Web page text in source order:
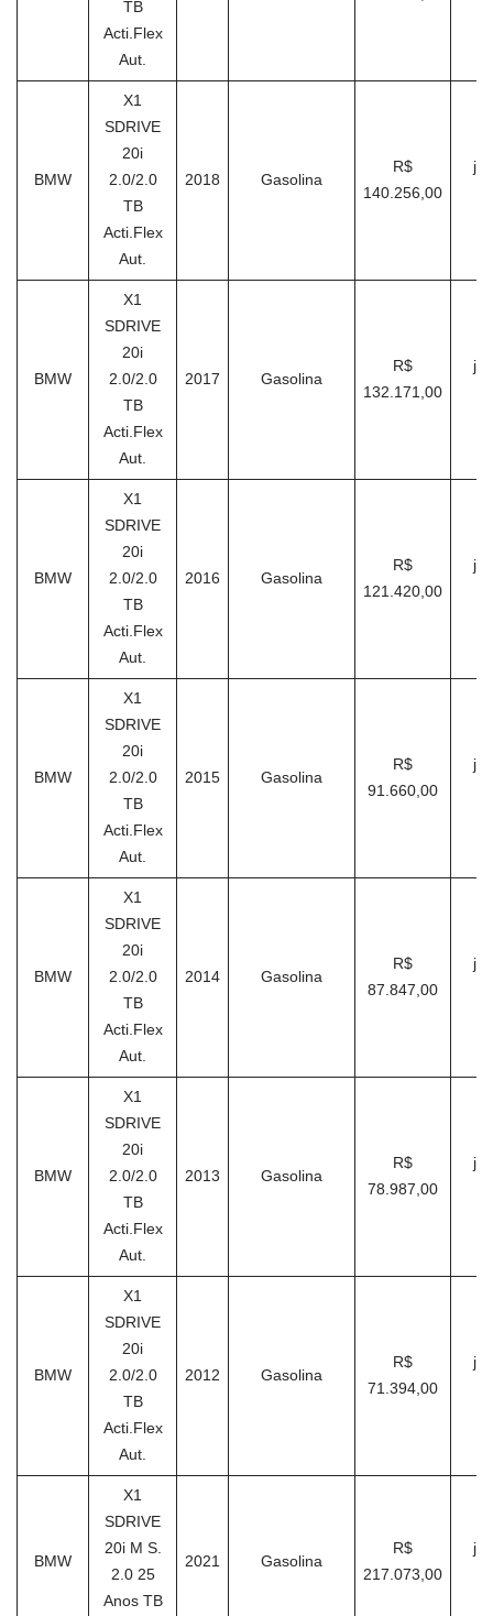
TB
Acti.Flex
Aut.
BMW
X1
SDRIVE
20i
2.0/2.0
TB
Acti.Flex
Aut.
2018 Gasolina
R$
140.256,00
BMW
X1
SDRIVE
20i
2.0/2.0
TB
Acti.Flex
Aut.
2017 Gasolina
R$
132.171,00
BMW
X1
SDRIVE
20i
2.0/2.0
TB
Acti.Flex
Aut.
2016 Gasolina
R$
121.420,00
BMW
X1
SDRIVE
20i
2.0/2.0
TB
Acti.Flex
Aut.
2015 Gasolina
R$
91.660,00
BMW
X1
SDRIVE
20i
2.0/2.0
TB
Acti.Flex
Aut.
2014 Gasolina
R$
87.847,00
BMW
X1
SDRIVE
20i
2.0/2.0
TB
Acti.Flex
Aut.
2013 Gasolina
R$
78.987,00
BMW
X1
SDRIVE
20i
2.0/2.0
TB
Acti.Flex
Aut.
2012 Gasolina
R$
71.394,00
BMW
X1
SDRIVE
20i M S.
2.0 25
Anos TB
2021 Gasolina
R$
217.073,00